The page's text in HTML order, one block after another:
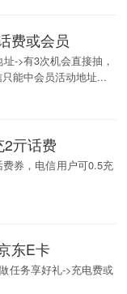
费或会员
->有3次机会直接抽，
能中会员活动地址...
亓话费
券，电信用户可0.5充
东E卡
任务享好礼->充电费或